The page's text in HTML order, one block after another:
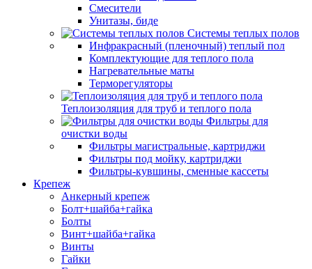
Смесители
Унитазы, биде
Системы теплых полов
Инфракрасный (пленочный) теплый пол
Комплектующие для теплого пола
Нагревательные маты
Терморегуляторы
Теплоизоляция для труб и теплого пола
Фильтры для
очистки воды
Фильтры магистральные, картриджи
Фильтры под мойку, картриджи
Фильтры-кувшины, сменные кассеты
Крепеж
Анкерный крепеж
Болт+шайба+гайка
Болты
Винт+шайба+гайка
Винты
Гайки